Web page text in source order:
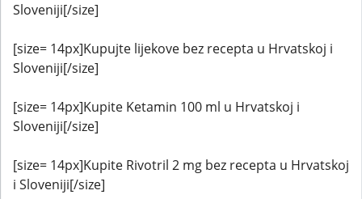
Sloveniji[/size]
[size= 14px]Kupujte lijekove bez recepta u Hrvatskoj i
Sloveniji[/size]
[size= 14px]Kupite Ketamin 100 ml u Hrvatskoj i
Sloveniji[/size]
[size= 14px]Kupite Rivotril 2 mg bez recepta u Hrvatskoj
i Sloveniji[/size]